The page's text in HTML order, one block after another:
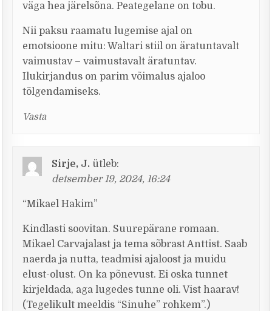
väga hea järelsõna. Peategelane on tobu.
Nii paksu raamatu lugemise ajal on
emotsioone mitu: Waltari stiil on äratuntavalt
vaimustav – vaimustavalt äratuntav.
Ilukirjandus on parim võimalus ajaloo
tõlgendamiseks.
Vasta
Sirje, J. ütleb:
detsember 19, 2024, 16:24
“Mikael Hakim”
Kindlasti soovitan. Suurepärane romaan.
Mikael Carvajalast ja tema sõbrast Anttist. Saab
naerda ja nutta, teadmisi ajaloost ja muidu
elust-olust. On ka põnevust. Ei oska tunnet
kirjeldada, aga lugedes tunne oli. Vist haarav!
(Tegelikult meeldis “Sinuhe” rohkem”.)